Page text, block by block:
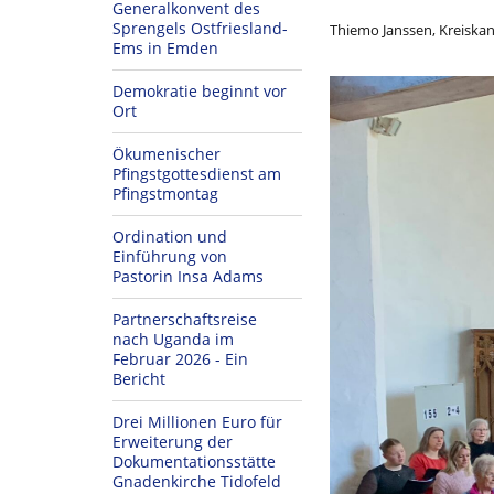
Generalkonvent des
Sprengels Ostfriesland-
Ems in Emden
Demokratie beginnt vor
Ort
Ökumenischer
Pfingstgottesdienst am
Pfingstmontag
Ordination und
Einführung von
Pastorin Insa Adams
Partnerschaftsreise
nach Uganda im
Februar 2026 - Ein
Bericht
Drei Millionen Euro für
Erweiterung der
Dokumentationsstätte
Gnadenkirche Tidofeld
Thiemo Janssen,